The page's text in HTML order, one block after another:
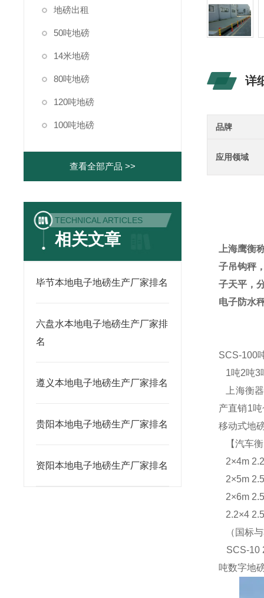
地磅出租
50吨地磅
14米地磅
80吨地磅
120吨地磅
100吨地磅
查看全部产品 >>
TECHNICAL ARTICLES
相关文章
毕节本地电子地磅生产厂家排名
六盘水本地电子地磅生产厂家排
名
遵义本地电子地磅生产厂家排名
贵阳本地电子地磅生产厂家排名
资阳本地电子地磅生产厂家排名
详
品牌
应用领域
上海鹰衡
子吊钩秤
子天平，
电子防水
SCS-100
1吨2吨3
上海衡
产直销1
移动式地
【汽车
2×4m
2×5m
2×6m
2.2×4
（国标
SCS-10
吨数字地